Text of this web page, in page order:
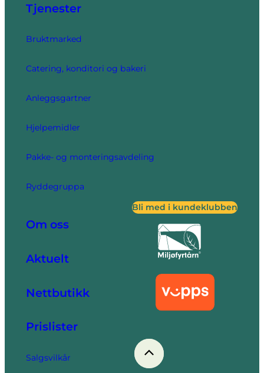
Tjenester
Bruktmarked
Catering, konditori og bakeri
Anleggsgartner
Hjelpemidler
Pakke- og monteringsavdeling
Ryddegruppa
Om oss
Aktuelt
Nettbutikk
Prislister
Salgsvilkår
Bli med i kundeklubben